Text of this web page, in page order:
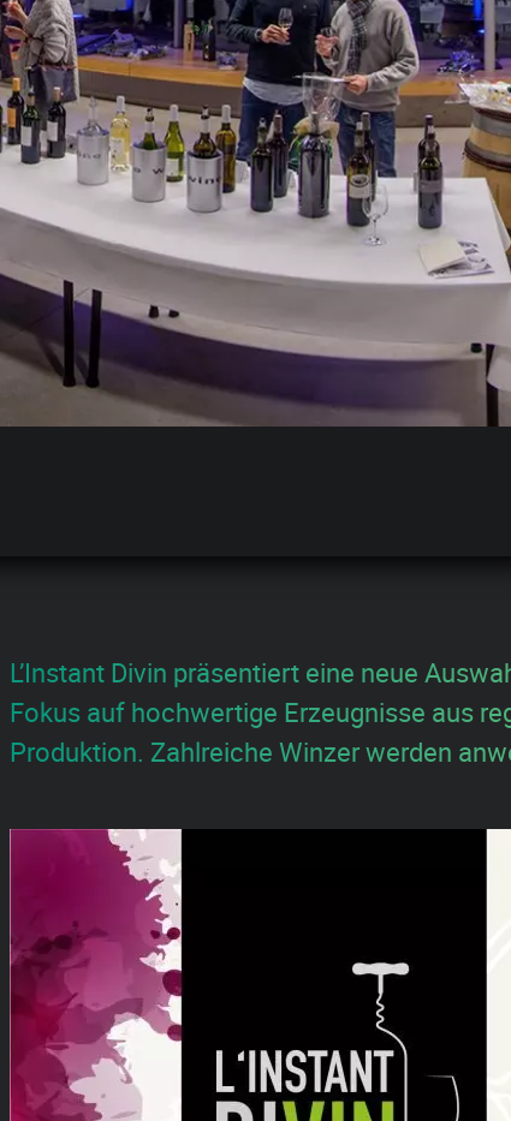
L’Instant Divin präsentiert eine neue
Fokus auf hochwertige Erzeugnisse aus
Produktion. Zahlreiche Winzer werden